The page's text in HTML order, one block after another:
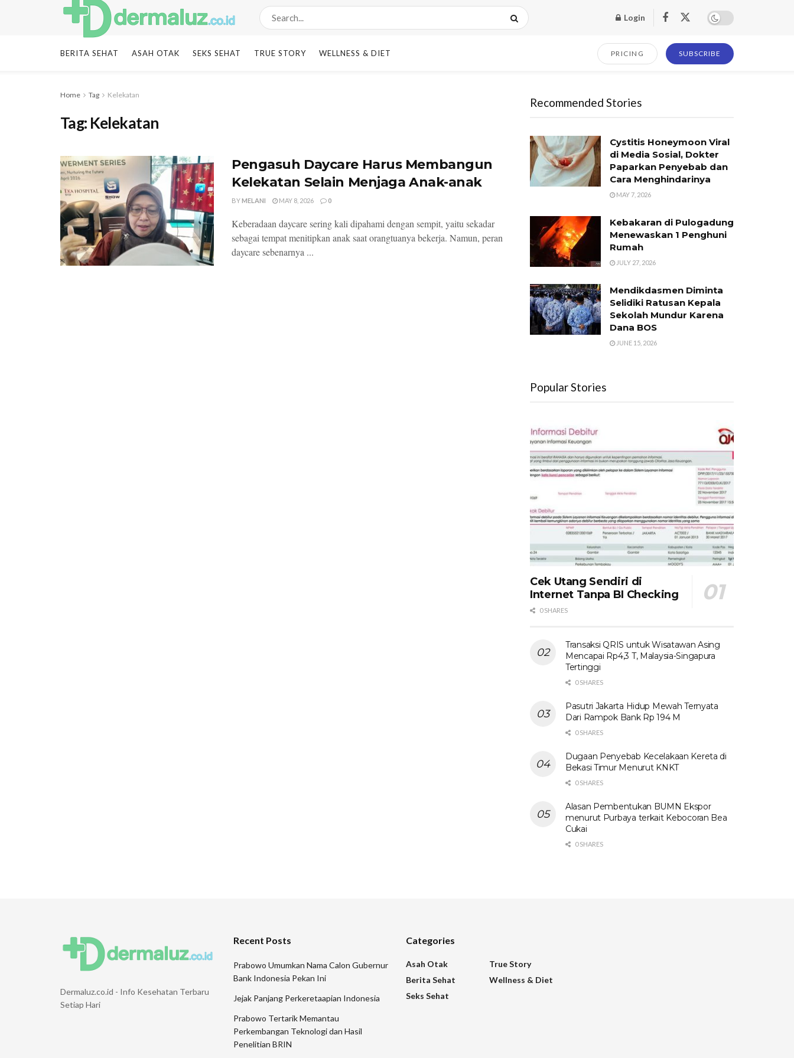
Login
BERITA SEHAT ASAH OTAK SEKS SEHAT TRUE STORY WELLNESS & DIET PRICING SUBSCRIBE
Home Tag Kelekatan
Tag: Kelekatan
Pengasuh Daycare Harus Membangun
Kelekatan Selain Menjaga Anak-anak
BYMELANI MAY 8, 2026 0
Keberadaan daycare sering kali dipahami dengan sempit, yaitu sekadar
sebagai tempat menitipkan anak saat orangtuanya bekerja. Namun, peran
daycare sebenarnya ...
Recommended Stories
Cystitis Honeymoon Viral
di Media Sosial, Dokter
Paparkan Penyebab dan
Cara Menghindarinya
MAY 7, 2026
Kebakaran di Pulogadung
Menewaskan 1 Penghuni
Rumah
JULY 27, 2026
Mendikdasmen Diminta
Selidiki Ratusan Kepala
Sekolah Mundur Karena
Dana BOS
JUNE 15, 2026
Popular Stories
Cek Utang Sendiri di
Internet Tanpa BI Checking
0 SHARES
Transaksi QRIS untuk Wisatawan Asing
Mencapai Rp4,3 T, Malaysia-Singapura
Tertinggi
0 SHARES
Pasutri Jakarta Hidup Mewah Ternyata
Dari Rampok Bank Rp 194 M
0 SHARES
Dugaan Penyebab Kecelakaan Kereta di
Bekasi Timur Menurut KNKT
0 SHARES
Alasan Pembentukan BUMN Ekspor
menurut Purbaya terkait Kebocoran Bea
Cukai
0 SHARES
Dermaluz.co.id - Info Kesehatan Terbaru
Setiap Hari
Recent Posts
Prabowo Umumkan Nama Calon Gubernur
Bank Indonesia Pekan Ini
Jejak Panjang Perkeretaapian Indonesia
Prabowo Tertarik Memantau
Perkembangan Teknologi dan Hasil
Penelitian BRIN
Categories
Asah Otak
Berita Sehat
Seks Sehat
True Story
Wellness & Diet